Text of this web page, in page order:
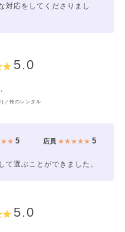
対応をしてくださりまし
5.0
)／袴のレンタル
5 店員 ★★★★★5
て選ぶことができました。
5.0